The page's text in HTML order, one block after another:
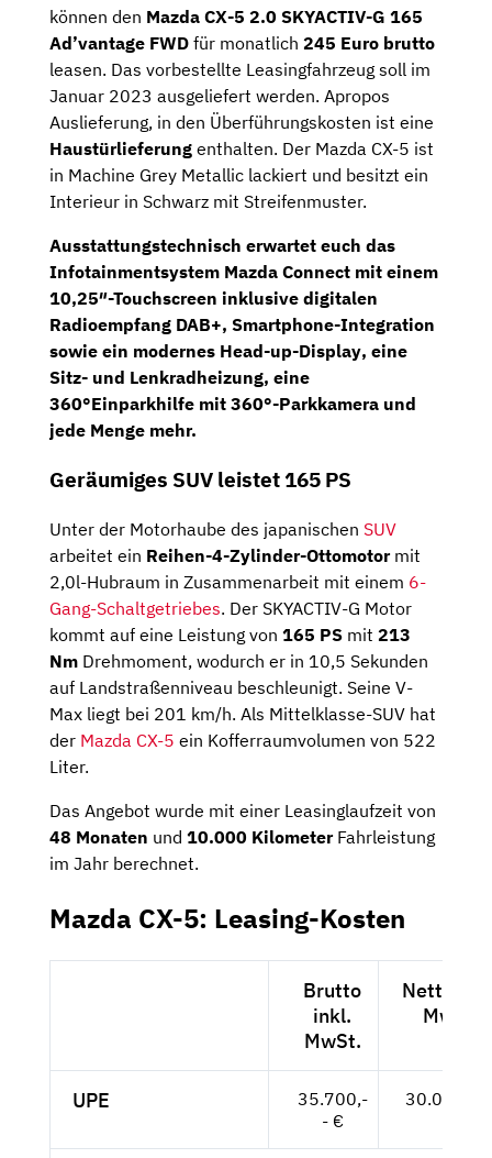
können den Mazda CX-5 2.0 SKYACTIV-G 165
Ad’vantage FWD für monatlich 245 Euro brutto
leasen. Das vorbestellte Leasingfahrzeug soll im
Januar 2023 ausgeliefert werden. Apropos
Auslieferung, in den Überführungskosten ist eine
Haustürlieferung enthalten. Der Mazda CX-5 ist
in Machine Grey Metallic lackiert und besitzt ein
Interieur in Schwarz mit Streifenmuster.
Ausstattungstechnisch erwartet euch das
Infotainmentsystem Mazda Connect mit einem
10,25″-Touchscreen inklusive digitalen
Radioempfang DAB+, Smartphone-Integration
sowie ein modernes Head-up-Display, eine
Sitz- und Lenkradheizung, eine
360°Einparkhilfe mit 360°-Parkkamera und
jede Menge mehr.
Geräumiges SUV leistet 165 PS
Unter der Motorhaube des japanischen SUV
arbeitet ein Reihen-4-Zylinder-Ottomotormit
2,0l-Hubraum in Zusammenarbeit mit einem 6-
Gang-Schaltgetriebes. Der SKYACTIV-G Motor
kommt auf eine Leistung von 165 PS mit 213
Nm Drehmoment, wodurch er in 10,5 Sekunden
auf Landstraßenniveau beschleunigt. Seine V-
Max liegt bei 201 km/h. Als Mittelklasse-SUV hat
der Mazda CX-5 ein Kofferraumvolumen von 522
Liter.
Das Angebot wurde mit einer Leasinglaufzeit von
48 Monaten und 10.000 KilometerFahrleistung
im Jahr berechnet.
Mazda CX-5: Leasing-Kosten
Brutto
inkl.
MwSt.
Netto
MwSt.
UPE
35.700,-
- €
30.000,--